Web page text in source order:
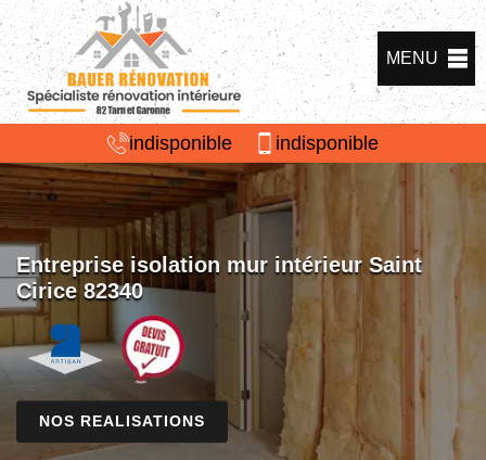
MENU
indisponible indisponible
Entreprise isolation mur intérieur Saint
Cirice 82340
NOS REALISATIONS